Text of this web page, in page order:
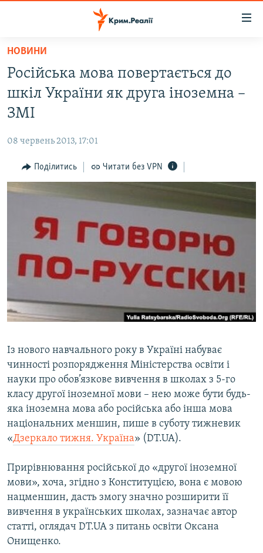
Перейти
основного
матеріалу
Перейти
до
основної
навігації
Перейти
до
пошуку
ВІДЕО ТА ФОТО
БЛОГИ
ПОГЛЯД
ІНТЕРВ'Ю
СПЕЦПРОЕКТИ
ДЕПОРТАЦІЯ
ВІДЕОУРОКИ «ELIFBE»
УКРАЇНСЬКА ПРОБЛЕМА КРИМУ
ЯК ОБІЙТИ БЛОКУВАННЯ
Qırımtatar
Усі сайти RFE/RL
НОВИНИ
Російська мова повертається до
шкіл України як друга іноземна –
ЗМІ
08 червень 2013, 17:01
Поділитись Читати без VPN
Із нового навчального року в Україні набуває
чинності розпорядження Міністерства освіти і
науки про обов’язкове вивчення в школах з 5-го
класу другої іноземної мови – нею може бути будь-
яка іноземна мова або російська або інша мова
національних меншин, пише в суботу тижневик
«Дзеркало тижня. Україна» (DT.UA).
Прирівнювання російської до «другої іноземної
мови», хоча, згідно з Конституцією, вона є мовою
нацменшин, дасть змогу значно розширити її
вивчення в українських школах, зазначає автор
статті, оглядач DT.UA з питань освіти Оксана
Онищенко.